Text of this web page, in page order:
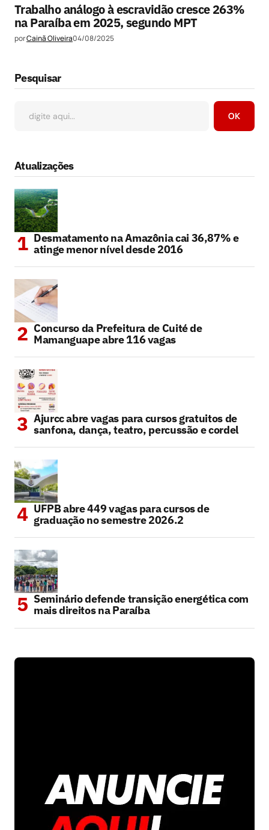
Trabalho análogo à escravidão cresce 263%
na Paraíba em 2025, segundo MPT
porCainã Oliveira04/08/2025
Pesquisar
OK
Atualizações
Desmatamento na Amazônia cai 36,87% e
atinge menor nível desde 2016
Concurso da Prefeitura de Cuité de
Mamanguape abre 116 vagas
Ajurcc abre vagas para cursos gratuitos de
sanfona, dança, teatro, percussão e cordel
UFPB abre 449 vagas para cursos de
graduação no semestre 2026.2
Seminário defende transição energética com
mais direitos na Paraíba